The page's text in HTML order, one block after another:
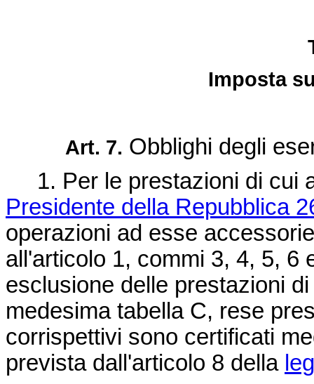
Imposta
Art. 7. Obblighi degli
1. Per le prestazioni di cui
Presidente della Repubblica
operazioni ad esse
all'articolo 1, commi 3, 4, 5, 6
esclusione delle prestazioni
medesima tabella C, rese
corrispettivi sono certificati
prevista dall'articolo 8 della